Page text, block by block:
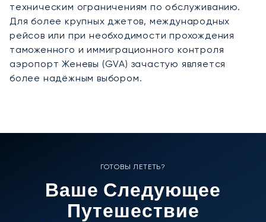
техническим ограничениям по обслуживанию.
Для более крупных джетов, международных
рейсов или при необходимости прохождения
таможенного и иммиграционного контроля
аэропорт Женевы (GVA) зачастую является
более надёжным выбором.
ГОТОВЫ ЛЕТЕТЬ?
Ваше Следующее
Путешествие